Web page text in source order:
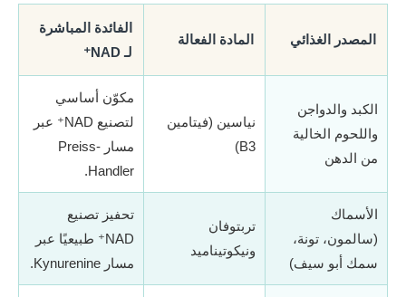
المصدر الغذائي المادة الفعالة
الفائدة المباشرة
لـ NAD⁺
الكبد والدواجن
واللحوم الخالية
من الدهن
نياسين (فيتامين
B3)
مكوّن أساسي
لتصنيع NAD⁺ عبر
مسار Preiss-
Handler.
الأسماك
(سالمون، تونة،
سمك أبو سيف)
تربتوفان
ونيكوتيناميد
تحفيز تصنيع
NAD⁺ طبيعيًا عبر
مسار Kynurenine.